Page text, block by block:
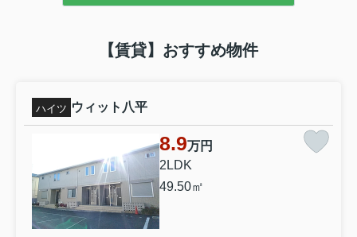
【賃貸】おすすめ物件
ハイツ ウィット八平
8.9万円
2LDK
49.50㎡